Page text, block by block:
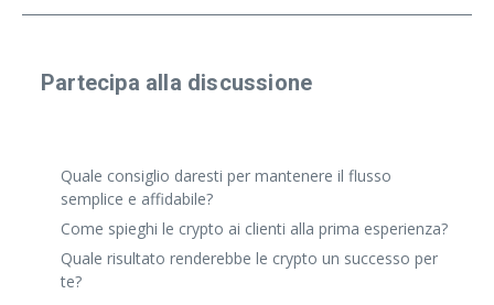
Partecipa alla discussione
Quale consiglio daresti per mantenere il flusso
semplice e affidabile?
Come spieghi le crypto ai clienti alla prima esperienza?
Quale risultato renderebbe le crypto un successo per
te?